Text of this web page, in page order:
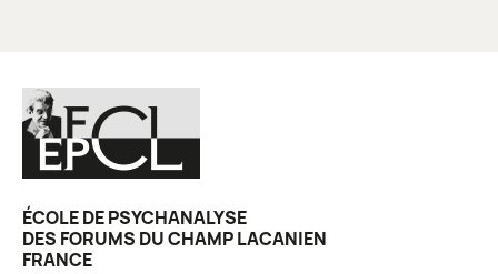
ÉCOLE DE PSYCHANALYSE
DES FORUMS DU CHAMP LACANIEN
FRANCE